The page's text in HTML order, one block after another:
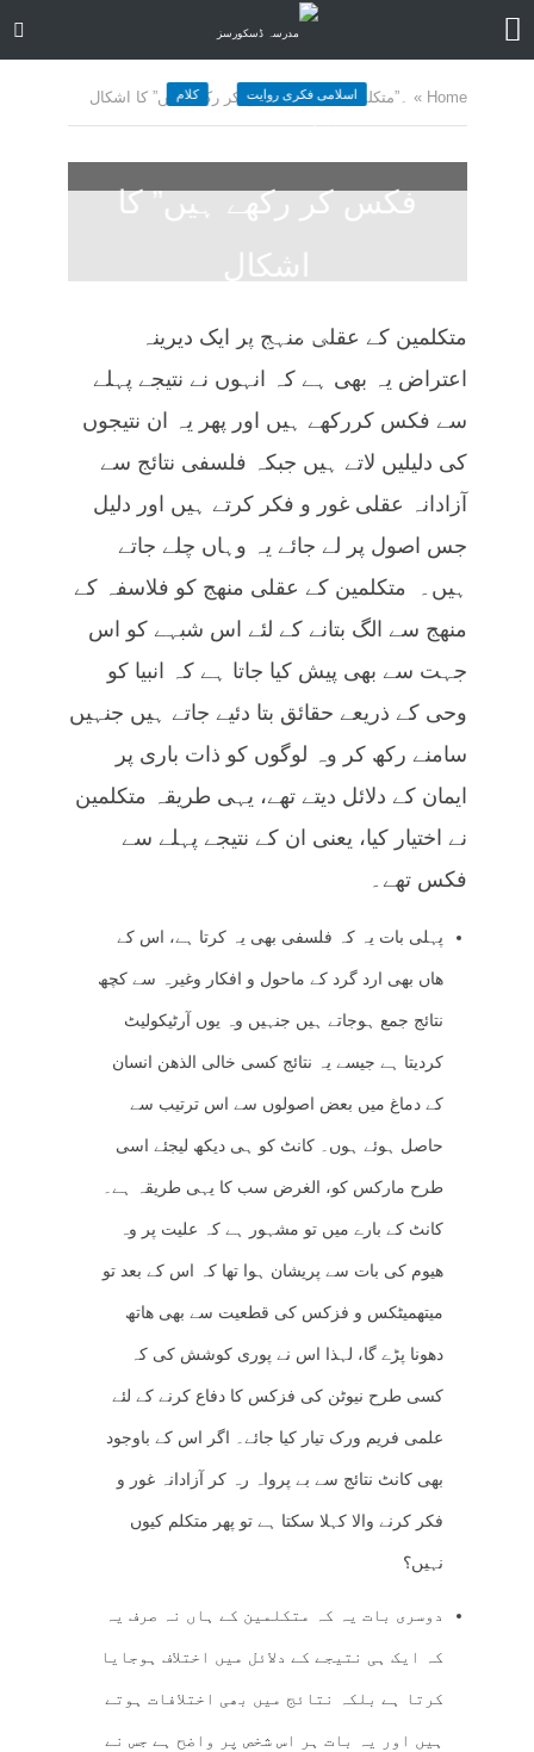
Home
» ۔”متکلمین نے نتیجے فکس کر رکھے ہیں” کا اشکال
اسلامی فکری روایت کلام
فکس کر رکھے ہیں” کا
اشکال
37 منٹ چاہیں
متکلمین کے عقلی منہج پر ایک دیرینہ
اعتراض یہ بھی ہے کہ انہوں نے نتیجے پہلے
سے فکس کررکھے ہیں اور پھر یہ ان نتیجوں
کی دلیلیں لاتے ہیں جبکہ فلسفی نتائج سے
آزادانہ عقلی غور و فکر کرتے ہیں اور دلیل
جس اصول پر لے جائے یہ وہاں چلے جاتے
ہیں۔ متکلمین کے عقلی منھج کو فلاسفہ کے
منھج سے الگ بتانے کے لئے اس شبہے کو اس
جہت سے بھی پیش کیا جاتا ہے کہ انبیا کو
وحی کے ذریعے حقائق بتا دئیے جاتے ہیں جنہیں
سامنے رکھ کر وہ لوگوں کو ذات باری پر
ایمان کے دلائل دیتے تھے، یہی طریقہ متکلمین
نے اختیار کیا، یعنی ان کے نتیجے پہلے سے
فکس تھے۔
پہلی بات یہ کہ فلسفی بھی یہ کرتا ہے، اس کے
ھاں بھی ارد گرد کے ماحول و افکار وغیرہ سے کچھ
نتائج جمع ہوجاتے ہیں جنہیں وہ یوں آرٹیکولیٹ
کردیتا ہے جیسے یہ نتائج کسی خالی الذھن انسان
کے دماغ میں بعض اصولوں سے اس ترتیب سے
حاصل ہوئے ہوں۔ کانٹ کو ہی دیکھ لیجئے اسی
طرح مارکس کو، الغرض سب کا یہی طریقہ ہے۔
کانٹ کے بارے میں تو مشہور ہے کہ علیت پر وہ
ھیوم کی بات سے پریشان ہوا تھا کہ اس کے بعد تو
میتھمیٹکس و فزکس کی قطعیت سے بھی ھاتھ
دھونا پڑے گا، لہذا اس نے پوری کوشش کی کہ
کسی طرح نیوٹن کی فزکس کا دفاع کرنے کے لئے
علمی فریم ورک تیار کیا جائے۔ اگر اس کے باوجود
بھی کانٹ نتائج سے بے پرواہ رہ کر آزادانہ غور و
فکر کرنے والا کہلا سکتا ہے تو پھر متکلم کیوں
نہیں؟
دوسری بات یہ کہ متکلمین کے ہاں نہ صرف یہ
کہ ایک ہی نتیجے کے دلائل میں اختلاف ہوجایا
کرتا ہے بلکہ نتائج میں بھی اختلافات ہوتے
ہیں اور یہ بات ہر اس شخص پر واضح ہے جس نے